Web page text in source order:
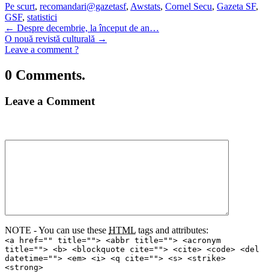
Pe scurt, recomandari@gazetasf, Awstats, Cornel Secu, Gazeta SF,
GSF, statistici
← Despre decembrie, la început de an…
O nouă revistă culturală →
Leave a comment ?
0 Comments.
Leave a Comment
NOTE - You can use these HTML tags and attributes:
<a href="" title=""> <abbr title=""> <acronym
title=""> <b> <blockquote cite=""> <cite> <code> <del
datetime=""> <em> <i> <q cite=""> <s> <strike>
<strong>